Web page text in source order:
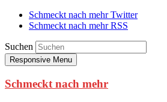
Schmeckt nach mehr Twitter
Schmeckt nach mehr RSS
Suchen
Responsive Menu
Schmeckt nach mehr